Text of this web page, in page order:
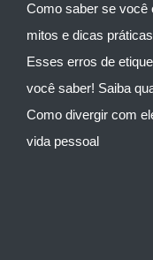
Como saber se você
mitos e dicas práticas
Esses erros de
você saber! Saiba
Como divergir com
vida pessoal